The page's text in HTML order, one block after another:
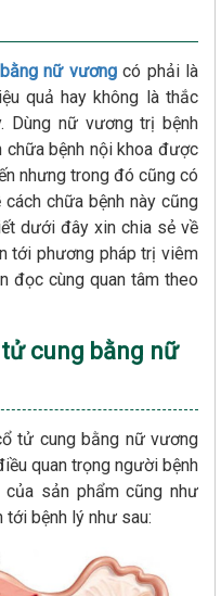
nữ vươngcó phải là
quả hay không là thắc
Dùng nữ vương trị bệnh
bệnh nội khoa được
nhưng trong đó cũng có
chữa bệnh này cũng
dưới đây xin chia sẻ về
tới phương pháp trị viêm
đọc cùng quan tâm theo
cung bằng nữ
tử cung bằng nữ vương
quan trọng người bệnh
sản phẩm cũng như
bệnh lý như sau: